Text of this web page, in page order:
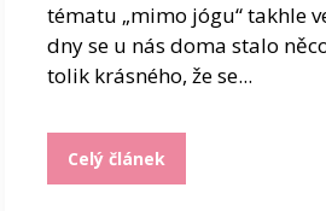
tématu „mimo jógu“ takhle
dny se u nás doma stalo
tolik krásného, že se...
Celý článek